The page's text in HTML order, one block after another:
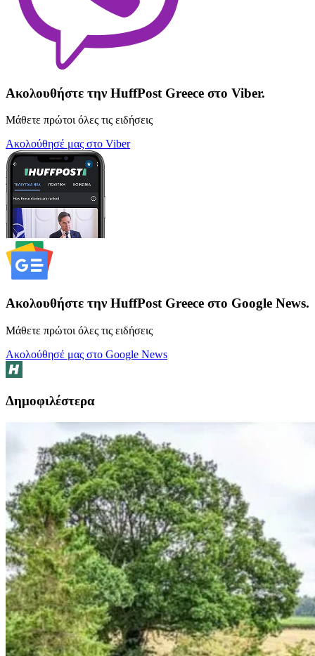
Ακολουθήστε την HuffPost Greece στο Viber.
Μάθετε πρώτοι όλες τις ειδήσεις
Ακολούθησέ μας στο Viber
Ακολουθήστε την HuffPost Greece στο Google News.
Μάθετε πρώτοι όλες τις ειδήσεις
Ακολούθησέ μας στο Google News
Δημοφιλέστερα